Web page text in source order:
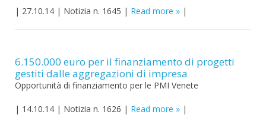
| 27.10.14 | Notizia n. 1645 | Read more |
6.150.000 euro per il finanziamento di progetti
gestiti dalle aggregazioni di impresa
Opportunità di finanziamento per le PMI Venete
| 14.10.14 | Notizia n. 1626 | Read more |